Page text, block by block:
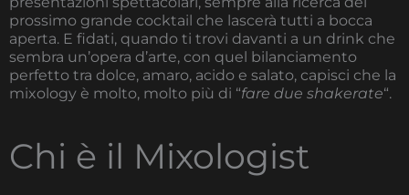
prossimo grande cocktail che lascerà tutti a bocca
aperta. E fidati, quando ti trovi davanti a un drink che
sembra un’opera d’arte, con quel bilanciamento
perfetto tra dolce, amaro, acido e salato, capisci che la
mixology è molto, molto più di “fare due shakerate“.
Chi è il Mixologist